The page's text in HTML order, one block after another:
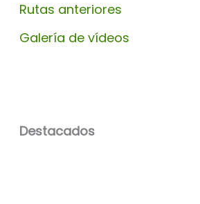
Rutas anteriores
Galería de vídeos
Destacados